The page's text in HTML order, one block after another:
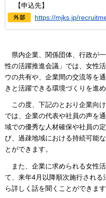
【申込先】
https://mjks.jp/
県内企業、 関係団体、行政が
性の活躍推進会議」では、女性
ウの共有や、企業間の交流等を
きと活躍できる環境づくりを進
この度、下記のとおり企業向
では、企業の代表や社員の声を
域での優秀な人材確保や社員の
び、過疎地域における持続可能
とができます。
また、 企業に求められる女性
て、来年4月以降順次施行され
ら詳しく話を聞くことができます